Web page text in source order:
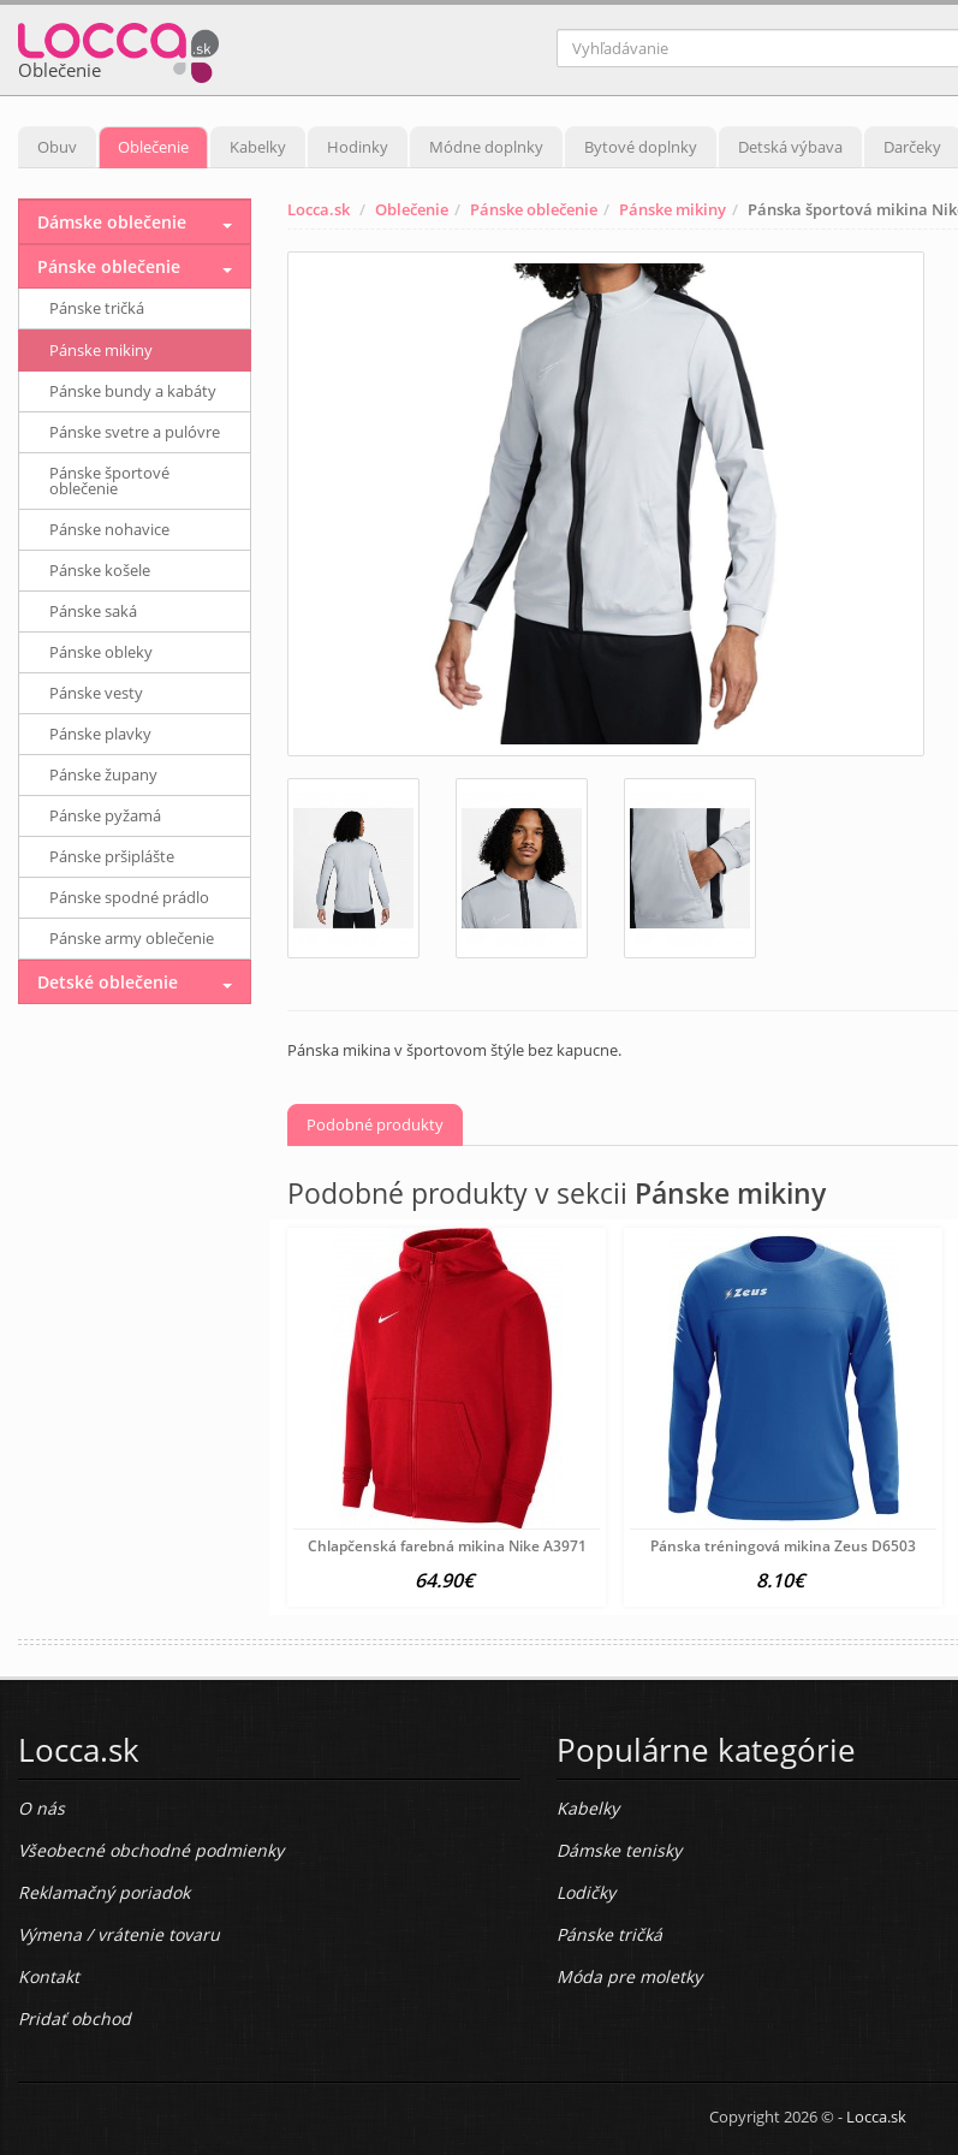
Oblečenie
Obuv Oblečenie Kabelky Hodinky Módne doplnky Bytové doplnky Detská výbava Darčeky
Locca.sk Oblečenie Pánske oblečenie Pánske mikiny Pánska športová mikina
Pánska mikina v športovom štýle bez kapucne.
Podobné produkty
Podobné produkty v sekcii Pánske mikiny
Chlapčenská farebná mikina Nike A3971
64.90€
Pánska tréningová mikina Zeus D6503
8.10€
Dámske oblečenie
Pánske oblečenie
Pánske tričká
Pánske mikiny
Pánske bundy a kabáty
Pánske svetre a pulóvre
Pánske športové
oblečenie
Pánske nohavice
Pánske košele
Pánske saká
Pánske obleky
Pánske vesty
Pánske plavky
Pánske župany
Pánske pyžamá
Pánske pršiplášte
Pánske spodné prádlo
Pánske army oblečenie
Detské oblečenie
Locca.sk
O nás
Všeobecné obchodné podmienky
Reklamačný poriadok
Výmena / vrátenie tovaru
Kontakt
Pridať obchod
Populárne kategórie
Kabelky
Dámske tenisky
Lodičky
Pánske tričká
Móda pre moletky
Copyright 2026 © - Locca.sk